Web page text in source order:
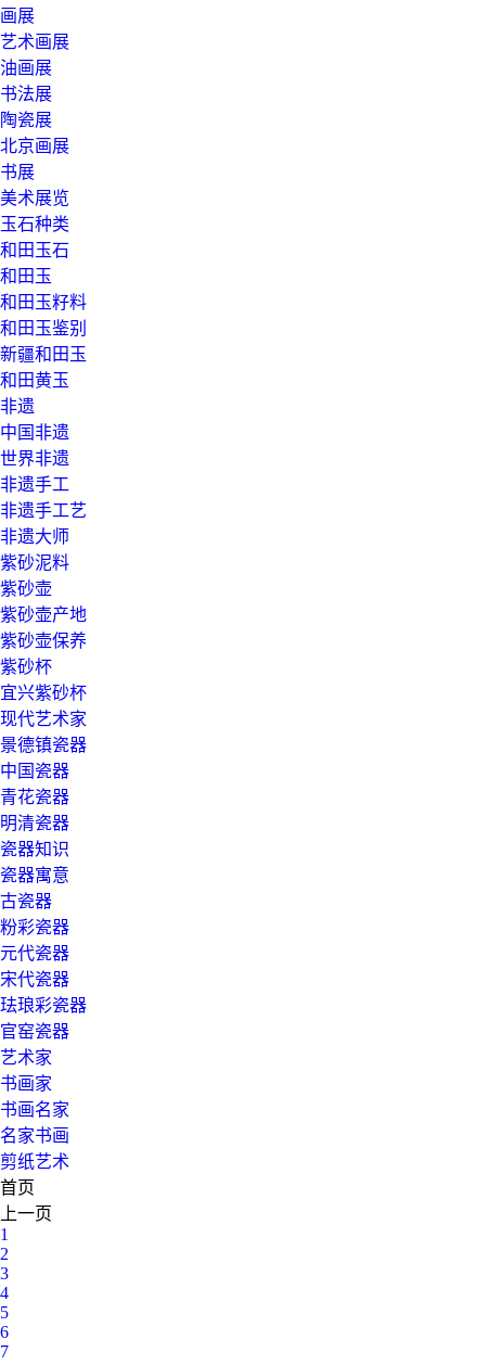
画展
艺术画展
油画展
书法展
陶瓷展
北京画展
书展
美术展览
玉石种类
和田玉石
和田玉
和田玉籽料
和田玉鉴别
新疆和田玉
和田黄玉
非遗
中国非遗
世界非遗
非遗手工
非遗手工艺
非遗大师
紫砂泥料
紫砂壶
紫砂壶产地
紫砂壶保养
紫砂杯
宜兴紫砂杯
现代艺术家
景德镇瓷器
中国瓷器
青花瓷器
明清瓷器
瓷器知识
瓷器寓意
古瓷器
粉彩瓷器
元代瓷器
宋代瓷器
珐琅彩瓷器
官窑瓷器
艺术家
书画家
书画名家
名家书画
剪纸艺术
首页
上一页
1
2
3
4
5
6
7